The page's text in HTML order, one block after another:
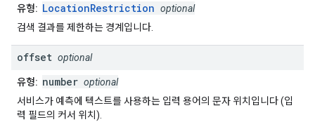
유형: LocationRestriction optional
검색 결과를 제한하는 경계입니다.
offset optional
유형: number optional
서비스가 예측에 텍스트를 사용하는 입력 용어의 문자 위치입니다 (입
력 필드의 커서 위치).